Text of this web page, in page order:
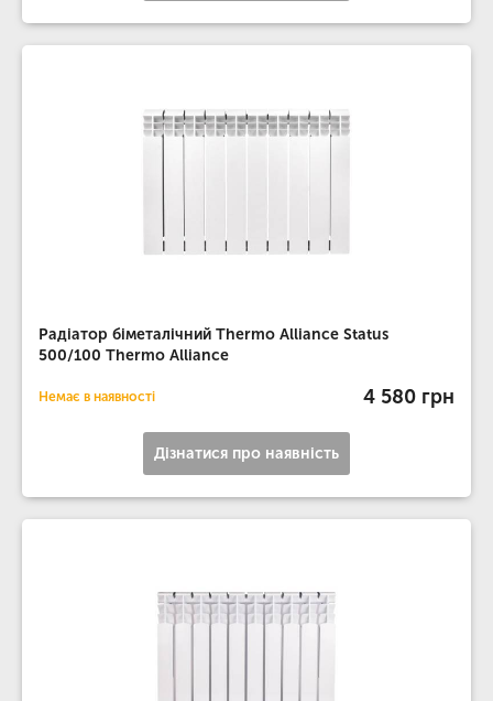
Радіатор біметалічний Thermo Alliance Status
500/100 Thermo Alliance
Немає в наявності 4 580 грн
Дізнатися про наявність